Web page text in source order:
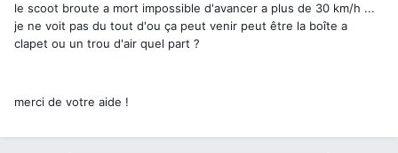
le scoot broute a mort impossible d'avancer a plus de 30 km/h ...
je ne voit pas du tout d'ou ça peut venir peut être la boîte a
clapet ou un trou d'air quel part ?
merci de votre aide !